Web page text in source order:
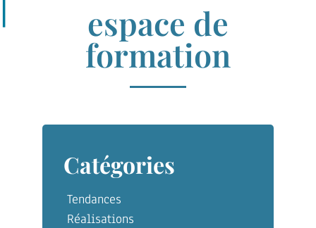
espace de
formation
Catégories
Tendances
Réalisations